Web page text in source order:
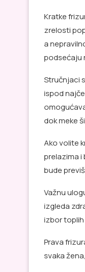
Kratke
zrelosti
a
podsećaju
Stručnjaci
ispod
dok meke
Ako volite
prelazima i
bude
Važnu
izgleda
izbor
Prava
svaka